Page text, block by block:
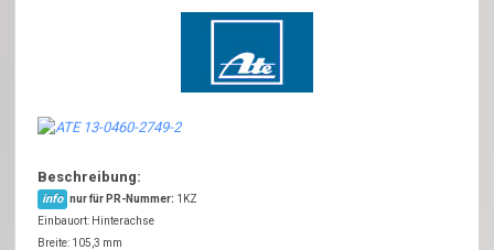
Beschreibung:
info nur für PR-Nummer: 1KZ
Einbauort: Hinterachse
Breite: 105,3 mm